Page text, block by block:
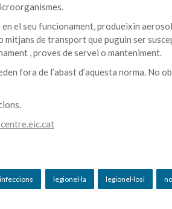
el seu funcionament, produeixin
mitjans de transport que puguin ser
, proves de servei o manteniment.
fora de l’abast d’aquesta norma. No
infeccions legionel·la legionel·losi